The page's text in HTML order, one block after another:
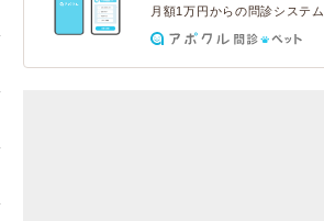
月額1万円からの問診システム